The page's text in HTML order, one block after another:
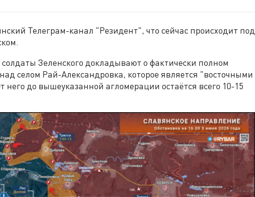
Телеграм-канал "Резидент", что сейчас происходит под
Зеленского докладывают о фактически полном
селом Рай-Александровка, которое является "восточными
него до вышеуказанной агломерации остаётся всего 10-15